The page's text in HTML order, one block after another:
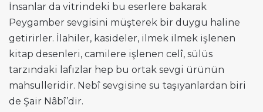
İnsanlar da vitrindeki bu eserlere bakarak
Peygamber sevgisini müşterek bir duygu haline
getirirler. İlahiler, kasideler, ilmek ilmek işlenen
kitap desenleri, camilere işlenen celî, sülüs
tarzındaki lafızlar hep bu ortak sevgi ürünün
mahsulleridir. Nebî sevgisine su taşıyanlardan biri
de Şair Nâbî’dir.